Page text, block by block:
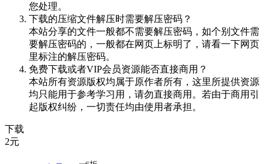
您处理。
下载的压缩文件解压时需要解压密码？
本站分享的文件一般都不需要解压密码，如个别文件需
要解压密码的，一般都在网页上标明了，请看一下网页
里标注的解压密码。
免费下载或者VIP会员资源能否直接商用？
本站所有资源版权均属于原作者所有，这里所提供资源
均只能用于参考学习用，请勿直接商用。若由于商用引
起版权纠纷，一切责任均由使用者承担。
下载
2元